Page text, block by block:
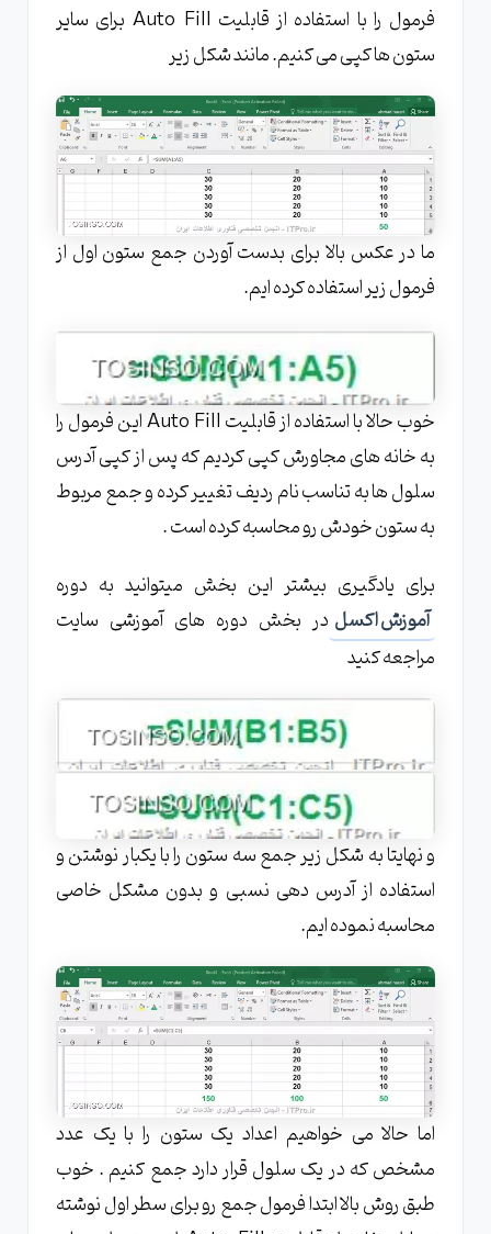
فرمول را با استفاده از قابلیت Auto Fill برای سایر
ستون ها کپی می کنیم. مانند شکل زیر
ما در عکس بالا برای بدست آوردن جمع ستون اول از
فرمول زیر استفاده کرده ایم.
خوب حالا با استفاده از قابلیت Auto Fill این فرمول را
به خانه های مجاورش کپی کردیم که پس از کپی آدرس
سلول ها به تناسب نام ردیف تغییر کرده و جمع مربوط
به ستون خودش رو محاسبه کرده است .
برای یادگیری بیشتر این بخش میتوانید به دوره
آموزش اکسل در بخش دوره های آموزشی سایت
مراجعه کنید
و نهایتا به شکل زیر جمع سه ستون را با یکبار نوشتن و
استفاده از آدرس دهی نسبی و بدون مشکل خاصی
محاسبه نموده ایم.
اما حالا می خواهیم اعداد یک ستون را با یک عدد
مشخص که در یک سلول قرار دارد جمع کنیم . خوب
طبق روش بالا ابتدا فرمول جمع رو برای سطر اول نوشته